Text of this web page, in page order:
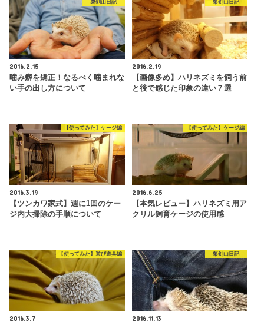
栗剣山日記
2016.2.15
噛み癖を矯正！なるべく噛まれな
い手の出し方について
栗剣山日記
2016.2.19
【画像多め】ハリネズミを飼う前
と後で感じた印象の違い７選
【使ってみた】ケージ編
2016.3.19
【ツンカワ家式】週に1回のケー
ジ内大掃除の手順について
【使ってみた】ケージ編
2016.6.25
【本気レビュー】ハリネズミ用ア
クリル飼育ケージの使用感
【使ってみた】遊び道具編
2016.3.7
栗剣山日記
2016.11.13